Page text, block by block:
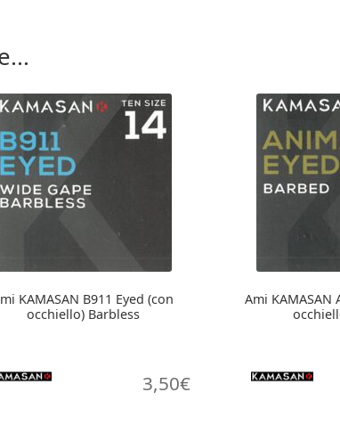
KAMASAN B911 Eyed (con
occhiello) Barbless
3,50€
Ami KAMASAN